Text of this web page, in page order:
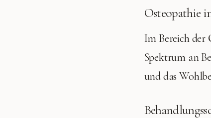
Osteopathie
Im Bereich der
Spektrum an
und das